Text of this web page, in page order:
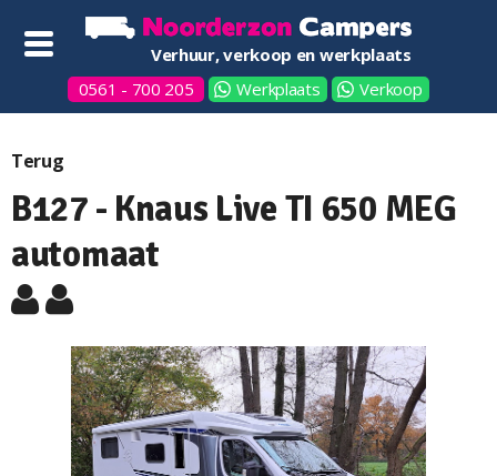
Verhuur, verkoop en werkplaats
0561 - 700 205
Werkplaats Verkoop
Terug
B127 - Knaus Live TI 650 MEG
automaat